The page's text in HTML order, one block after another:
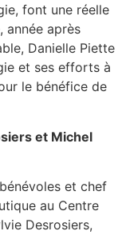
font une réelle
année après
Danielle Piette
et ses efforts à
le bénéfice de
et Michel
et chef
au Centre
Desrosiers,